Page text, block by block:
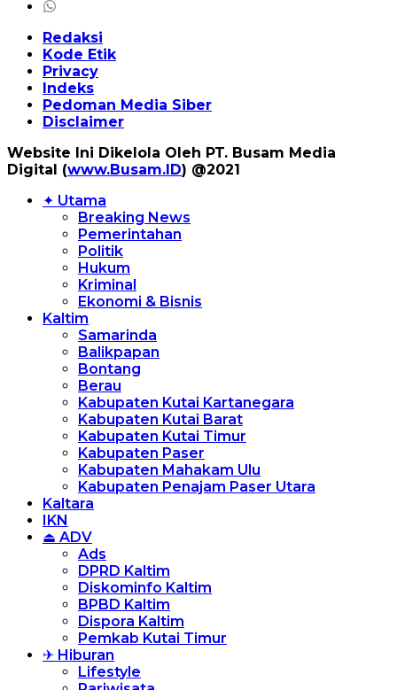
Redaksi
Kode Etik
Privacy
Indeks
Pedoman Media Siber
Disclaimer
Website Ini Dikelola Oleh PT. Busam Media
Digital (www.Busam.ID) @2021
✦ Utama
Breaking News
Pemerintahan
Politik
Hukum
Kriminal
Ekonomi & Bisnis
Kaltim
Samarinda
Balikpapan
Bontang
Berau
Kabupaten Kutai Kartanegara
Kabupaten Kutai Barat
Kabupaten Kutai Timur
Kabupaten Paser
Kabupaten Mahakam Ulu
Kabupaten Penajam Paser Utara
Kaltara
IKN
⏏ ADV
Ads
DPRD Kaltim
Diskominfo Kaltim
BPBD Kaltim
Dispora Kaltim
Pemkab Kutai Timur
✈ Hiburan
Lifestyle